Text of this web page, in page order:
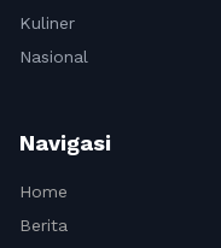
Kuliner
Nasional
Navigasi
Home
Berita